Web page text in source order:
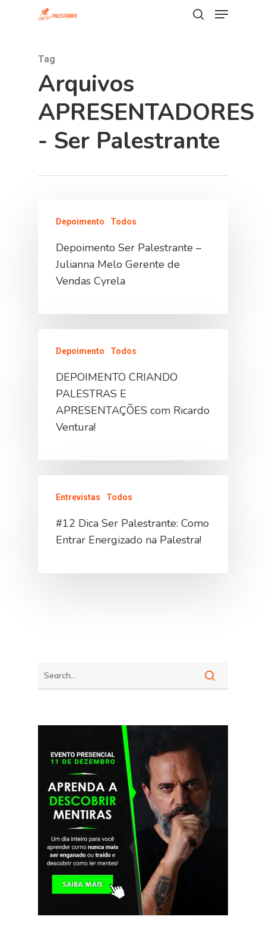
Tag
Arquivos
APRESENTADORES
- Ser Palestrante
Depoimento Todos
Depoimento Ser Palestrante –
Julianna Melo Gerente de
Vendas Cyrela
Depoimento Todos
DEPOIMENTO CRIANDO
PALESTRAS E
APRESENTAÇÕES com Ricardo
Ventura!
Entrevistas Todos
#12 Dica Ser Palestrante: Como
Entrar Energizado na Palestra!